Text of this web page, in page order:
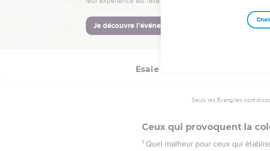
contre la tribu de Juda. Malgré cela,
© Société biblique française – Bibli’O,
Esaïe
Seuls les Évangiles sont
Ceux qui provoquent la
1 Quel malheur pour ceux qui